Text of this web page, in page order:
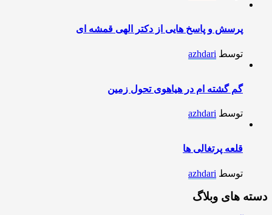
پرسش و پاسخ هایی از دکتر الهی قمشه ای
توسط azhdari
گم گشته ام در هیاهوی تحول زمین
توسط azhdari
قلعه پرتغالی ها
توسط azhdari
دسته های وبلاگ